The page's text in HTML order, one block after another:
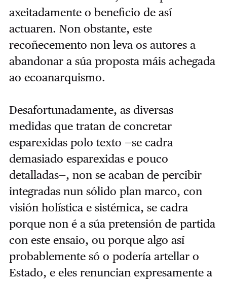
axeitadamente o beneficio de así
actuaren. Non obstante, este
recoñecemento non leva os autores a
abandonar a súa proposta máis achegada
ao ecoanarquismo.
Desafortunadamente, as diversas
medidas que tratan de concretar
esparexidas polo texto —se cadra
demasiado esparexidas e pouco
detalladas—, non se acaban de percibir
integradas nun sólido plan marco, con
visión holística e sistémica, se cadra
porque non é a súa pretensión de partida
con este ensaio, ou porque algo así
probablemente só o podería artellar o
Estado, e eles renuncian expresamente a